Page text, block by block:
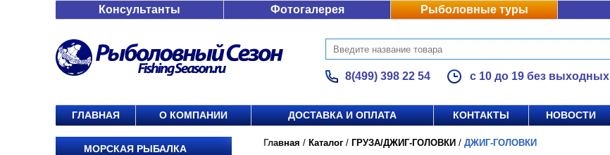
Консультанты Фотогалерея Рыболовные туры
8(499) 398 22 54 с 10 до 19 без выходных
ГЛАВНАЯ О КОМПАНИИ ДОСТАВКА И ОПЛАТА КОНТАКТЫ НОВОСТИ
МОРСКАЯ РЫБАЛКА
Главная / Каталог / ГРУЗА/ДЖИГ-ГОЛОВКИ / ДЖИГ-ГОЛОВКИ